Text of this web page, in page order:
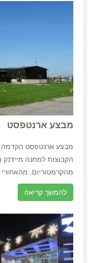
מבצע ארנטפסט
מבצע ארנטפסט הקדמה
מהקרמטוריום,
להמשך קריאה